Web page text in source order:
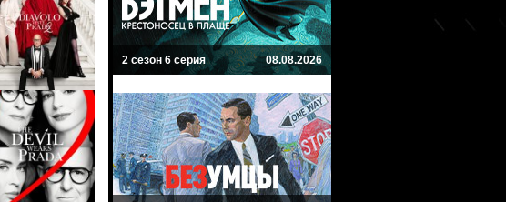
2 сезон 6 серия 08.08.2026